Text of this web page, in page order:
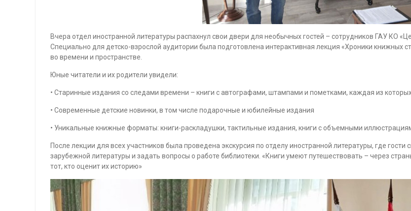
Вчера отдел иностранной литературы распахнул свои двери для необычных гостей – сотрудников ГАУ КО
Специально для детско-взрослой аудитории была подготовлена интерактивная лекция «Хроники книжных
во времени и пространстве.
Юные читатели и их родители увидели:
• Старинные издания со следами времени – книги с автографами, штампами и пометками, каждая из
• Современные детские новинки, в том числе подарочные и юбилейные издания
• Уникальные книжные форматы: книги-раскладушки, тактильные издания, книги с объемными
После лекции для всех участников была проведена экскурсия по отделу иностранной литературы, где
зарубежной литературы и задать вопросы о работе библиотеки. «Книги умеют путешествовать – через
тот, кто оценит их историю»